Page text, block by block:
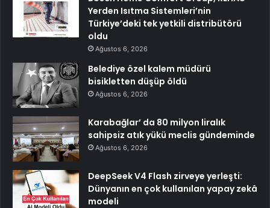
Yerden Isıtma Sistemleri’nin
Türkiye’deki tek yetkili distribütörü
oldu
Ağustos 6, 2026
Belediye özel kalem müdürü
bisikletten düşüp öldü
Ağustos 6, 2026
Karabağlar’ da 80 milyon liralık
sahipsiz atık yükü meclis gündeminde
Ağustos 6, 2026
DeepSeek V4 Flash zirveye yerleşti:
Dünyanın en çok kullanılan yapay zekâ
modeli